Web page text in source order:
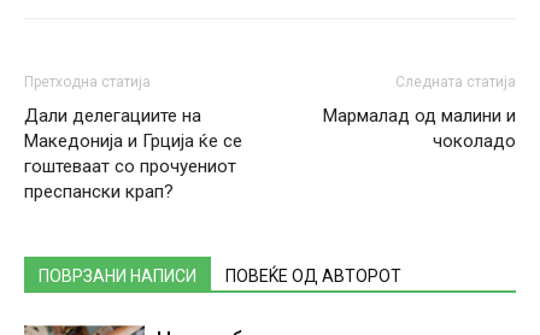
Претходна статија
Дали делегациите на
Македонија и Грција ќе се
гоштеваат со прочуениот
преспански крап?
Следната статија
Мармалад од малини и
чоколадо
ПОВРЗАНИ НАПИСИ ПОВЕЌЕ ОД АВТОРОТ